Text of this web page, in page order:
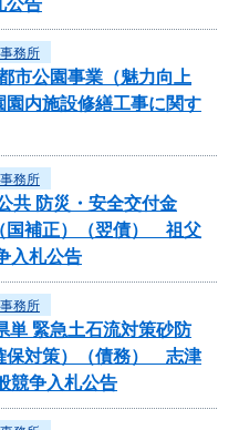
務所
市公園事業（魅力向上
内施設修繕工事に関す
務所
共 防災・安全交付金
国補正）（翌債） 祖父
入札公告
務所
緊急土石流対策砂防
保対策）（債務） 志津
競争入札公告